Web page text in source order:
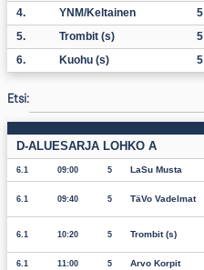
4.
YNM/Keltainen 5
5.
Trombit (s) 5
6.
Kuohu (s) 5
Etsi:
D-ALUESARJA LOHKO A
6.1 09:00 5 LaSu Musta
6.1 09:40 5 TäVo Vadelmat
6.1 10:20 5 Trombit (s)
6.1 11:00 5 Arvo Korpit